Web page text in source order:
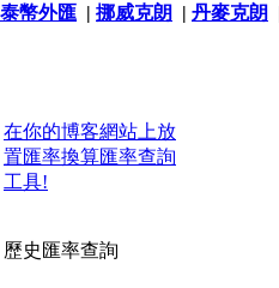
泰幣外匯 | 挪威克朗 | 丹麥克朗
在你的博客網站上放
置匯率換算匯率查詢
工具!
歷史匯率查詢